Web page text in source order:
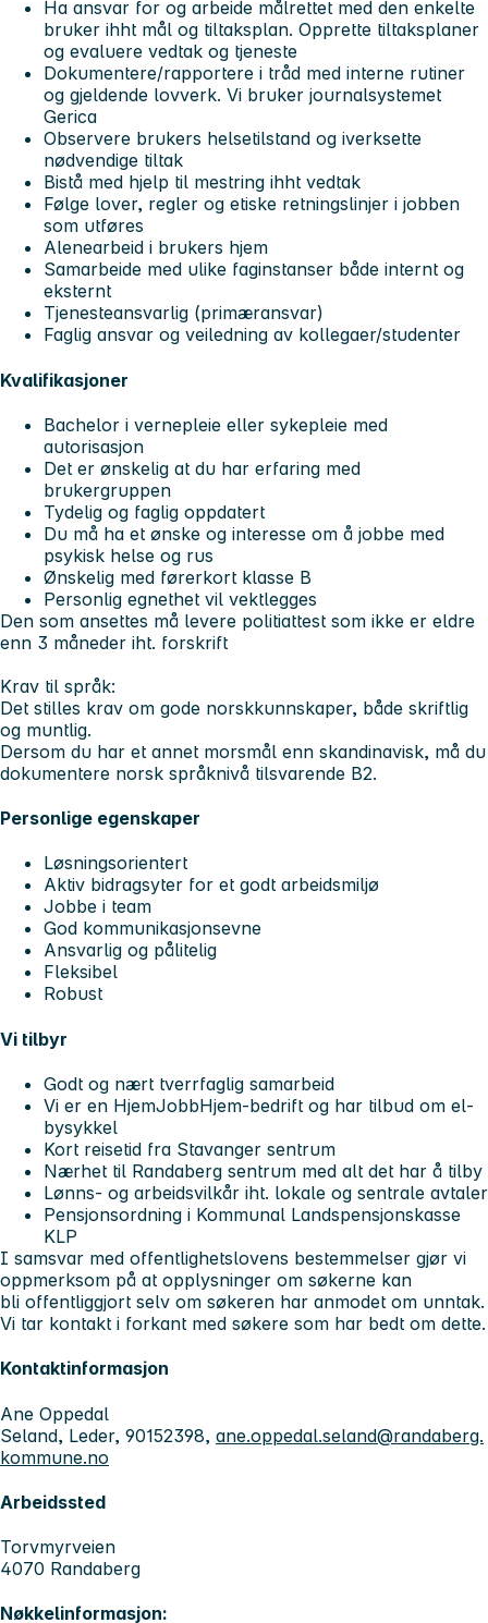
Ha ansvar for og arbeide målrettet med den enkelte
bruker ihht mål og tiltaksplan. Opprette tiltaksplaner
og evaluere vedtak og tjeneste
Dokumentere/rapportere i tråd med interne rutiner
og gjeldende lovverk. Vi bruker journalsystemet
Gerica
Observere brukers helsetilstand og iverksette
nødvendige tiltak
Bistå med hjelp til mestring ihht vedtak
Følge lover, regler og etiske retningslinjer i jobben
som utføres
Alenearbeid i brukers hjem
Samarbeide med ulike faginstanser både internt og
eksternt
Tjenesteansvarlig (primæransvar)
Faglig ansvar og veiledning av kollegaer/studenter
Kvalifikasjoner
Bachelor i vernepleie eller sykepleie med
autorisasjon
Det er ønskelig at du har erfaring med
brukergruppen
Tydelig og faglig oppdatert
Du må ha et ønske og interesse om å jobbe med
psykisk helse og rus
Ønskelig med førerkort klasse B
Personlig egnethet vil vektlegges
Den som ansettes må levere politiattest som ikke er eldre
enn 3 måneder iht. forskrift
Krav til språk:
Det stilles krav om gode norskkunnskaper, både skriftlig
og muntlig.
Dersom du har et annet morsmål enn skandinavisk, må du
dokumentere norsk språknivå tilsvarende B2.
Personlige egenskaper
Løsningsorientert
Aktiv bidragsyter for et godt arbeidsmiljø
Jobbe i team
God kommunikasjonsevne
Ansvarlig og pålitelig
Fleksibel
Robust
Vi tilbyr
Godt og nært tverrfaglig samarbeid
Vi er en HjemJobbHjem-bedrift og har tilbud om el-
bysykkel
Kort reisetid fra Stavanger sentrum
Nærhet til Randaberg sentrum med alt det har å tilby
Lønns- og arbeidsvilkår iht. lokale og sentrale avtaler
Pensjonsordning i Kommunal Landspensjonskasse
KLP
I samsvar med offentlighetslovens bestemmelser gjør vi
oppmerksom på at opplysninger om søkerne kan
bli offentliggjort selv om søkeren har anmodet om unntak.
Vi tar kontakt i forkant med søkere som har bedt om dette.
Kontaktinformasjon
Ane Oppedal
Seland, Leder, 90152398, ane.oppedal.seland@randaberg.
kommune.no
Arbeidssted
Torvmyrveien
4070 Randaberg
Nøkkelinformasjon: